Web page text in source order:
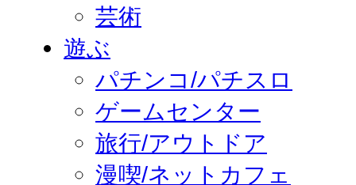
芸術
遊ぶ
パチンコ/パチスロ
ゲームセンター
旅行/アウトドア
漫喫/ネットカフェ